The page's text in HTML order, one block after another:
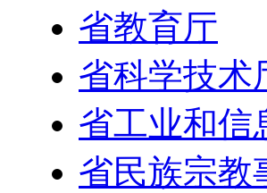
省教育厅
省科学技术
省工业和信
省民族宗教